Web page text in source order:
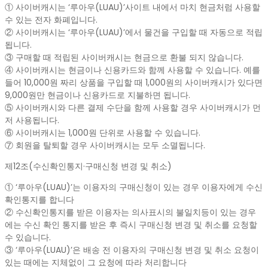
① 사이버캐시는 ‘루아우(LUAU)’사이트 내에서 마치 현금처럼 사용할
수 있는 전자 화폐입니다.
② 사이버캐시는 ‘루아우(LUAU)’에서 물건을 구입할 때 자동으로 적립
됩니다.
③ 구매할 때 적립된 사이버캐시는 현금으로 환불 되지 않습니다.
④ 사이버캐시는 현금이나 신용카드와 함께 사용할 수 있습니다. 예를
들어 10,000원 짜리 상품을 구입할 때 1,000원의 사이버캐시가 있다면
9,000원만 현금이나 신용카드로 지불하면 됩니다.
⑤ 사이버캐시와 다른 결제 수단을 함께 사용할 경우 사이버캐시가 먼
저 사용됩니다.
⑥ 사이버캐시는 1,000원 단위로 사용할 수 있습니다.
⑦ 회원을 탈퇴할 경우 사이버캐시는 모두 소멸됩니다.
제12조(수신확인통지·구매신청 변경 및 취소)
① ‘루아우(LUAU)’는 이용자의 구매신청이 있는 경우 이용자에게 수신
확인통지를 합니다
② 수신확인통지를 받은 이용자는 의사표시의 불일치등이 있는 경우
에는 수신 확인 통지를 받은 후 즉시 구매신청 변경 및 취소를 요청할
수 있습니다.
③ ‘루아우(LUAU)’은 배송 전 이용자의 구매신청 변경 및 취소 요청이
있는 때에는 지체없이 그 요청에 따라 처리합니다